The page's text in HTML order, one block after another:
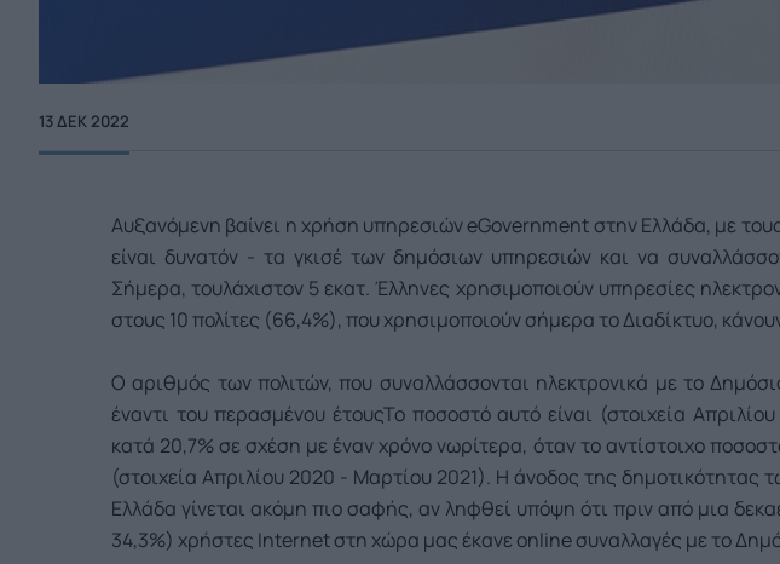
13 ΔΕΚ 2022
Αυξανόμενη βαίνει η χρήση υπηρεσιών eGovernment στην Ελλάδα, με
είναι δυνατόν - τα γκισέ των δημόσιων υπηρεσιών και να
Σήμερα, τουλάχιστον 5 εκατ. Έλληνες χρησιμοποιούν υπηρεσίες
στους 10 πολίτες (66,4%), που χρησιμοποιούν σήμερα το Διαδίκτυο,
Ο αριθμός των πολιτών, που συναλλάσσονται ηλεκτρονικά με το
έναντι του περασμένου έτουςΤο ποσοστό αυτό είναι (στοιχεία
κατά 20,7% σε σχέση με έναν χρόνο νωρίτερα, όταν το αντίστοιχο
(στοιχεία Απριλίου 2020 - Μαρτίου 2021). Η άνοδος της δημοτικότητας
Ελλάδα γίνεται ακόμη πιο σαφής, αν ληφθεί υπόψη ότι πριν από μια
34,3%) χρήστες Internet στη χώρα μας έκανε online συναλλαγές με το